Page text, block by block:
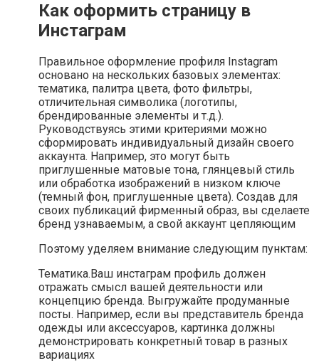
Как оформить страницу в
Инстаграм
Правильное оформление профиля Instagram
основано на нескольких базовых элементах:
тематика, палитра цвета, фото фильтры,
отличительная символика (логотипы,
брендированные элементы и т.д.).
Руководствуясь этими критериями можно
сформировать индивидуальный дизайн своего
аккаунта. Например, это могут быть
приглушенные матовые тона, глянцевый стиль
или обработка изображений в низком ключе
(темный фон, приглушенные цвета). Создав для
своих публикаций фирменный образ, вы сделаете
бренд узнаваемым, а свой аккаунт цепляющим
Поэтому уделяем внимание следующим пунктам:
Тематика.Ваш инстаграм профиль должен
отражать смысл вашей деятельности или
концепцию бренда. Выгружайте продуманные
посты. Например, если вы представитель бренда
одежды или аксессуаров, картинка должны
демонстрировать конкретный товар в разных
вариациях